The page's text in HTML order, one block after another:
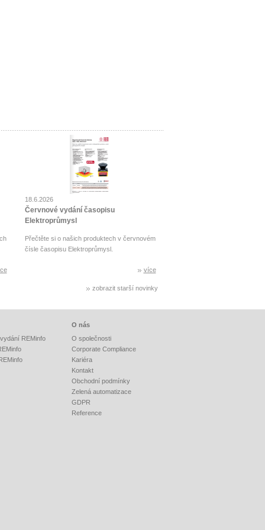
18.6.2026
Červnové vydání časopisu
Elektroprůmysl
Přečtěte si o našich produktech v červnovém
čísle časopisu Elektroprůmysl.
více
zobrazit starší novinky
REMinfo
O nás
O společnosti
Corporate Compliance
Kariéra
Kontakt
Obchodní podmínky
Zelená automatizace
GDPR
Reference